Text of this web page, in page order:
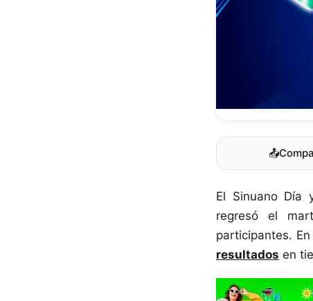
📤
El Sinuano Día
regresó el
participantes.
resultados en